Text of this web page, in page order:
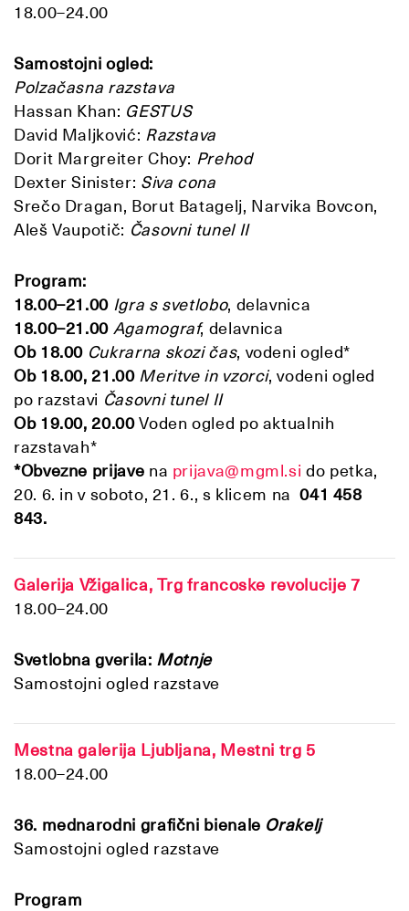
18.00–24.00
Samostojni ogled:
Polzačasna razstava
Hassan Khan: GESTUS
David Maljković: Razstava
Dorit Margreiter Choy: Prehod
Dexter Sinister: Siva cona
Srečo Dragan, Borut Batagelj, Narvika Bovcon,
Aleš Vaupotič: Časovni tunel II
Program:
18.00–21.00 Igra s svetlobo, delavnica
18.00–21.00 Agamograf, delavnica
Ob 18.00 Cukrarna skozi čas, vodeni ogled*
Ob 18.00, 21.00 Meritve in vzorci, vodeni ogled
po razstavi Časovni tunel II
Ob 19.00, 20.00Voden ogled po aktualnih
razstavah*
*Obvezne prijave na prijava@mgml.si do petka,
20. 6. in v soboto, 21. 6., s klicem na 041 458
843.
Galerija Vžigalica, Trg francoske revolucije 7
18.00–24.00
Svetlobna gverila: Motnje
Samostojni ogled razstave
Mestna galerija Ljubljana, Mestni trg 5
18.00–24.00
36. mednarodni grafični bienale Orakelj
Samostojni ogled razstave
Program